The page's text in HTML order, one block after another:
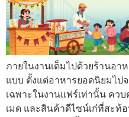
ภายในงานเต็มไปด้วยร้านอ
แบบ ตั้งแต่อาหารยอดนิยมไป
เฉพาะในงานแฟร์เท่านั้น คว
เมด และสินค้าดีไซน์เก๋ที่สะท้